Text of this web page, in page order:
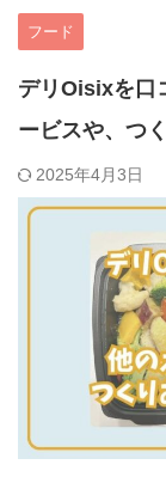
フード
デリOisixを口
ービスや、つ
2025年4月3日